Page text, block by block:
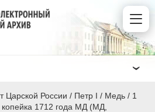
Царской России / Пeтр I / Медь / 1
1712 года МД (МД,